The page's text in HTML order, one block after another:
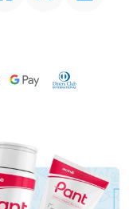
Google PayDiners Club